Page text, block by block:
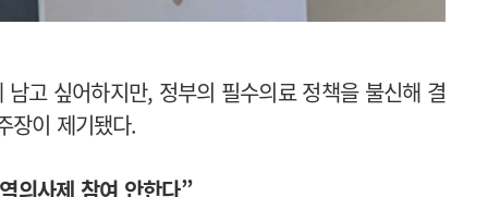
고 싶어하지만, 정부의 필수의료 정책을 불신해 결
장이 제기됐다.
의사제 참여 안한다”